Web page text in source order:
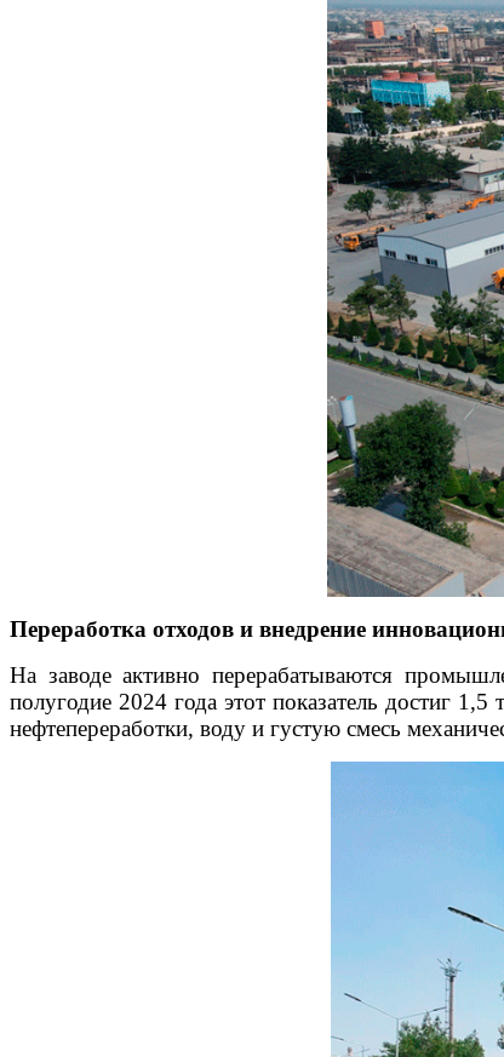
Переработка отходов и внедрение
На заводе активно перерабатываются
полугодие 2024 года этот показатель достиг
нефтепереработки, воду и густую смесь